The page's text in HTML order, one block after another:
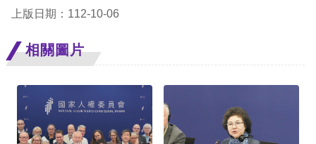
上版日期：112-10-06
相關圖片